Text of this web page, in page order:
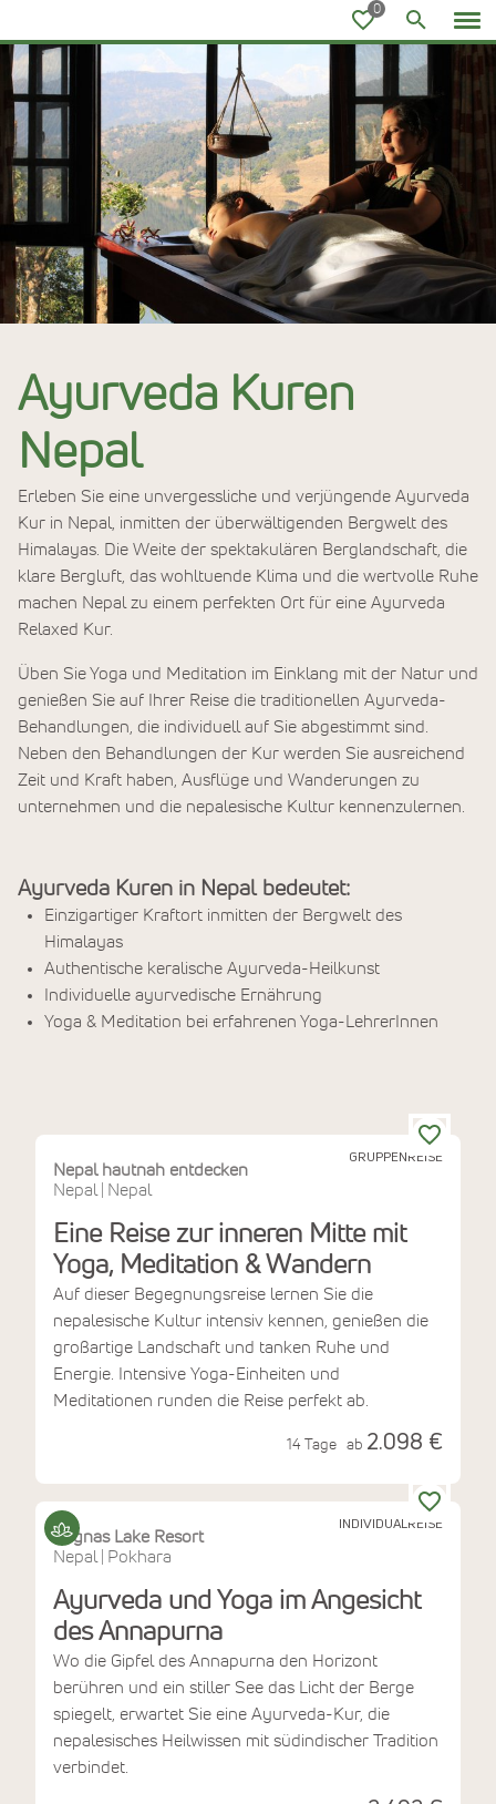
Ayurveda Kuren
Nepal
Erleben Sie eine unvergessliche und verjüngende Ayurveda
Kur in Nepal, inmitten der überwältigenden Bergwelt des
Himalayas. Die Weite der spektakulären Berglandschaft, die
klare Bergluft, das wohltuende Klima und die wertvolle Ruhe
machen Nepal zu einem perfekten Ort für eine Ayurveda
Relaxed Kur.
Üben Sie Yoga und Meditation im Einklang mit der Natur und
genießen Sie auf Ihrer Reise die traditionellen Ayurveda-
Behandlungen, die individuell auf Sie abgestimmt sind.
Neben den Behandlungen der Kur werden Sie ausreichend
Zeit und Kraft haben, Ausflüge und Wanderungen zu
unternehmen und die nepalesische Kultur kennenzulernen.
Ayurveda Kuren in Nepal bedeutet:
Einzigartiger Kraftort inmitten der Bergwelt des
Himalayas
Authentische keralische Ayurveda-Heilkunst
Individuelle ayurvedische Ernährung
Yoga & Meditation bei erfahrenen Yoga-LehrerInnen
GRUPPENREISE
Nepal hautnah entdecken
Nepal| Nepal
Eine Reise zur inneren Mitte mit
Yoga, Meditation & Wandern
Auf dieser Begegnungsreise lernen Sie die
nepalesische Kultur intensiv kennen, genießen die
großartige Landschaft und tanken Ruhe und
Energie. Intensive Yoga-Einheiten und
Meditationen runden die Reise perfekt ab.
14 Tage ab 2.098 €
INDIVIDUALREISE
Begnas Lake Resort
Nepal| Pokhara
Ayurveda und Yoga im Angesicht
des Annapurna
Wo die Gipfel des Annapurna den Horizont
berühren und ein stiller See das Licht der Berge
spiegelt, erwartet Sie eine Ayurveda-Kur, die
nepalesisches Heilwissen mit südindischer Tradition
verbindet.